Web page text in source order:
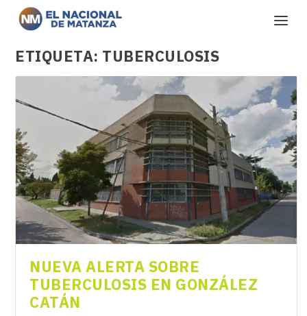
ETIQUETA: TUBERCULOSIS
NUEVA ALERTA SOBRE
TUBERCULOSIS EN GONZÁLEZ
CATÁN